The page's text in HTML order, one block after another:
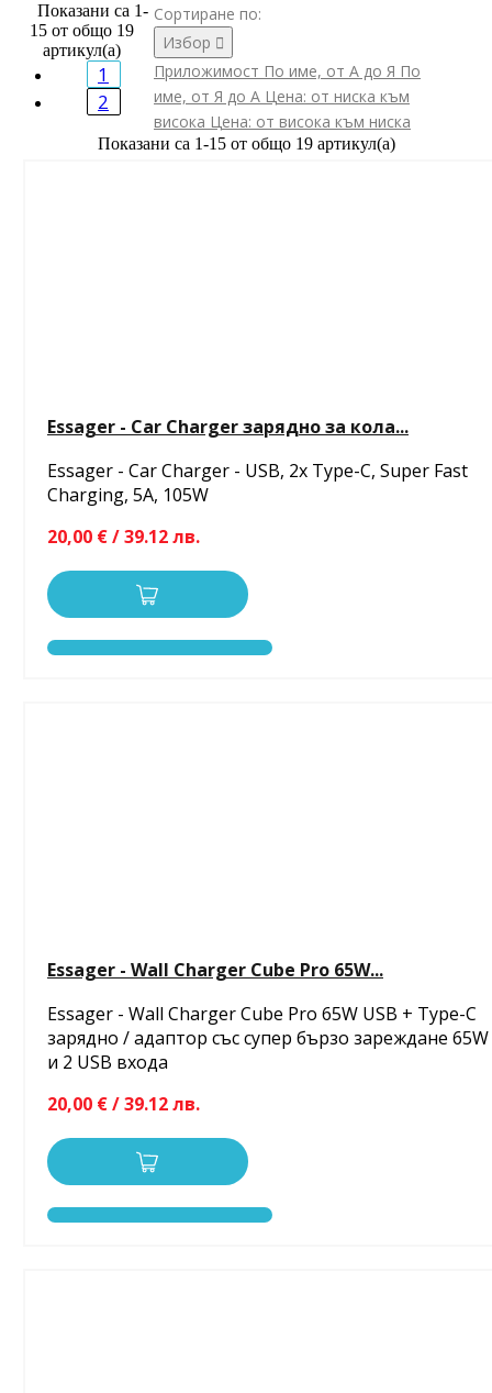
Сортиране по:
Избор 
Приложимост По име, от А до Я По
име, от Я до А Цена: от ниска към
висока Цена: от висока към ниска
Показани са 1-15 от общо 19 артикул(а)
Essager - Car Charger зарядно за кола...
Essager - Car Charger - USB, 2x Type-C, Super Fast
Charging, 5A, 105W
20,00 € / 39.12 лв.
Essager - Wall Charger Cube Pro 65W...
Essager - Wall Charger Cube Pro 65W USB + Type-C
зарядно / адаптор със супер бързо зареждане 65W
и 2 USB входа
20,00 € / 39.12 лв.
Показани са 1-
15 от общо 19
артикул(а)
1
2